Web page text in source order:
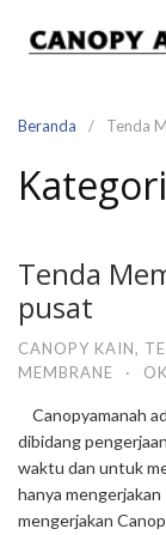
Beranda Tenda
Tenda
pusat
CANOPY KAIN,
MEMBRANE
·
Canopyamanah
dibidang
waktu dan untuk
hanya
mengerjakan